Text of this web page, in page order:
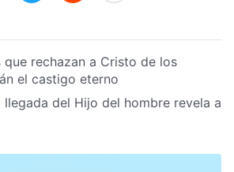
rechazan a Cristo de los
el castigo eterno
del Hijo del hombre revela a